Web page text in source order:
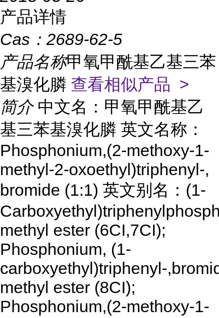
产品详情
Cas： 2689-62-5
产品名称甲氧甲酰基乙基三苯
基溴化膦 查看相似产品 >
简介 中文名：甲氧甲酰基乙
基三苯基溴化膦 英文名称：
Phosphonium,(2-methoxy-1-
methyl-2-oxoethyl)triphenyl-,
bromide (1:1) 英文别名：(1-
methyl ester (6CI,7CI);
Phosphonium, (1-
carboxyethyl)triphenyl-
methyl ester (8CI);
Phosphonium,(2-methoxy-1-